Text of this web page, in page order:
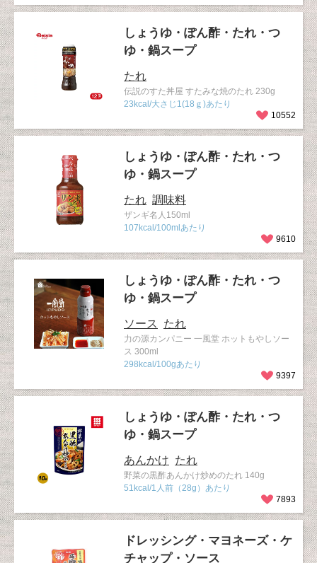
しょうゆ・ぽん酢・たれ・つ
ゆ・鍋スープ
たれ
伝説のすた丼屋 すたみな焼のたれ 230g
23kcal/大さじ1(18ｇ)あたり
10552
しょうゆ・ぽん酢・たれ・つ
ゆ・鍋スープ
たれ 調味料
ザンギ名人150ml
107kcal/100mlあたり
9610
しょうゆ・ぽん酢・たれ・つ
ゆ・鍋スープ
ソース たれ
力の源カンパニー 一風堂 ホットもやしソー
ス 300ml
298kcal/100gあたり
9397
しょうゆ・ぽん酢・たれ・つ
ゆ・鍋スープ
あんかけ たれ
野菜の黒酢あんかけ炒めのたれ 140g
51kcal/1人前（28g）あたり
7893
ドレッシング・マヨネーズ・ケ
チャップ・ソース